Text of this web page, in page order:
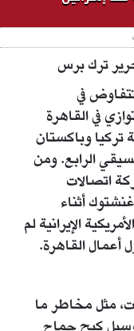
ترك برس
تتفاوض في
في القاهرة
وباكستان
الرابع. ومن
اتصالات
أثناء
الإيرانية لم
أعمال القاهرة.
مثل مخاطر ما